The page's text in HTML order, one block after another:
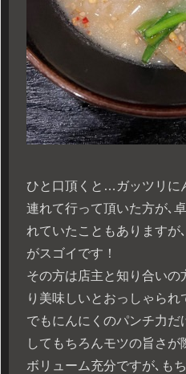
ひと口頂くと…ガッツリに
連れて行って頂いた方が､
れていたこともありますが
がスゴイです！
その方は店主と知り合いの
り美味しいとおっしゃられ
でもにんにくのパンチ力だ
してもちろんモツの旨さが
ボリューム充分ですが､も